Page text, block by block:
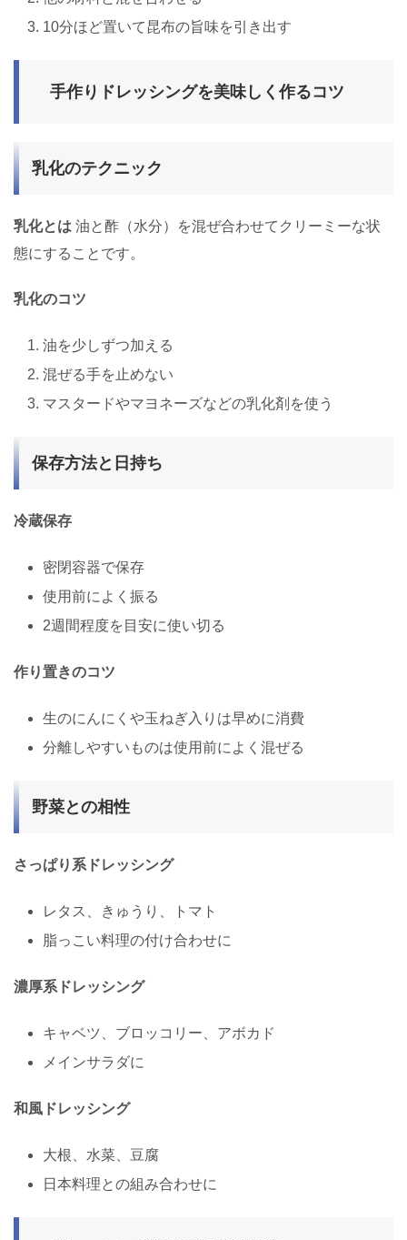
10分ほど置いて昆布の旨味を引き出す
手作りドレッシングを美味しく作るコツ
乳化のテクニック
乳化とは 油と酢（水分）を混ぜ合わせてクリーミーな状
態にすることです。
乳化のコツ
油を少しずつ加える
混ぜる手を止めない
マスタードやマヨネーズなどの乳化剤を使う
保存方法と日持ち
冷蔵保存
密閉容器で保存
使用前によく振る
2週間程度を目安に使い切る
作り置きのコツ
生のにんにくや玉ねぎ入りは早めに消費
分離しやすいものは使用前によく混ぜる
野菜との相性
さっぱり系ドレッシング
レタス、きゅうり、トマト
脂っこい料理の付け合わせに
濃厚系ドレッシング
キャベツ、ブロッコリー、アボカド
メインサラダに
和風ドレッシング
大根、水菜、豆腐
日本料理との組み合わせに